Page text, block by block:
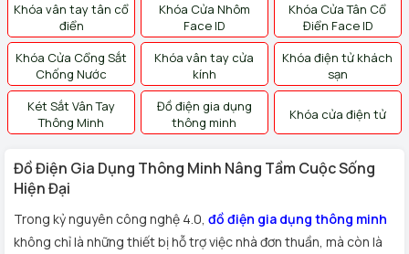
Khóa vân tay tân cổ
điển
Khóa Cửa Nhôm
Face ID
Khóa Cửa Tân Cổ
Điển Face ID
Khóa Cửa Cổng Sắt
Chống Nước
Khóa vân tay cửa
kính
Khóa điện tử khách
sạn
Két Sắt Vân Tay
Thông Minh
Đồ điện gia dụng
thông minh
Khóa cửa điện tử
Đồ Điện Gia Dụng Thông Minh Nâng Tầm Cuộc Sống
Hiện Đại
Trong kỷ nguyên công nghệ 4.0, đồ điện gia dụng thông minh
không chỉ là những thiết bị hỗ trợ việc nhà đơn thuần, mà còn là